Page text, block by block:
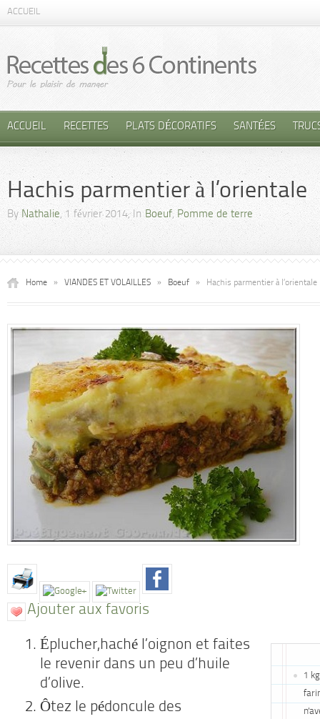
ACCUEIL
ACCUEIL RECETTES PLATS DÉCORATIFS SANTÉES
Hachis parmentier à l’orientale
By Nathalie, 1 février 2014, In Boeuf, Pomme de terre
Home » VIANDES ET VOLAILLES » Boeuf » Hachis parmentier à l’orientale
Ajouter aux favoris
1
Éplucher,haché l’oignon et faites
le revenir dans un peu d’huile
d’olive.
Ôtez le pédoncule des